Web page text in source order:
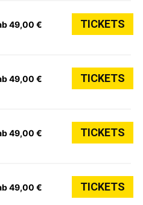
49,00 € TICKETS
49,00 € TICKETS
49,00 € TICKETS
49,00 € TICKETS